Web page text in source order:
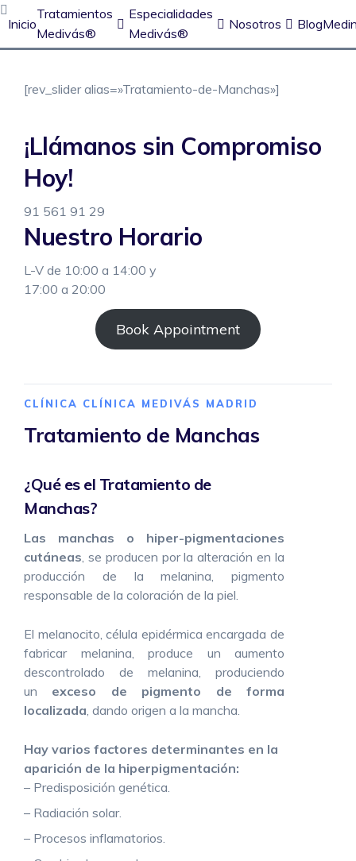
Inicio
Tratamientos
Medivás®
Aneurisma de Aorta
Enfermedad Cerebrovascular
Lipedema
Arañas vasculares
Tratamiento de arrugas de colágeno
IPL
Neuromoduladores
Flacidez Facial
Corrección de Arrugas
Mesoterapia con Vitaminas
Rejuvenecimiento con Láser fraccionado no ablativo
Tratamiento de Manchas
Hiperhidrosis
Peeling
Dermapen
Hilos tensores
Especialidades
Medivás®
Nosotros Blog
Skip
to
content
[rev_slider alias=»Tratamiento-de-Manchas»]
¡Llámanos sin Compromiso
Hoy!
91 561 91 29
Nuestro Horario
L-V de 10:00 a 14:00 y
17:00 a 20:00
Book Appointment
CLÍNICA CLÍNICA MEDIVÁS MADRID
Tratamiento de Manchas
¿Qué es el Tratamiento de
Manchas?
Las manchas o hiper-pigmentaciones
cutáneas, se producen por la alteración en la
producción de la melanina, pigmento
responsable de la coloración de la piel.
El melanocito, célula epidérmica encargada de
fabricar melanina, produce un aumento
descontrolado de melanina, produciendo
un exceso de pigmento de forma
localizada, dando origen a la mancha.
Hay varios factores determinantes en la
aparición de la hiperpigmentación:
– Predisposición genética.
– Radiación solar.
– Procesos inflamatorios.